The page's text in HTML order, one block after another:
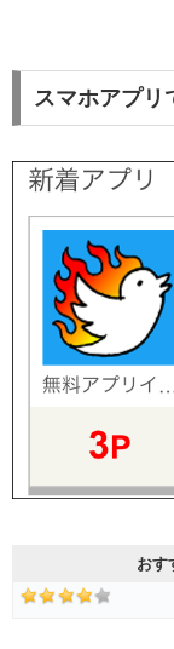
スマホアプリ
おす